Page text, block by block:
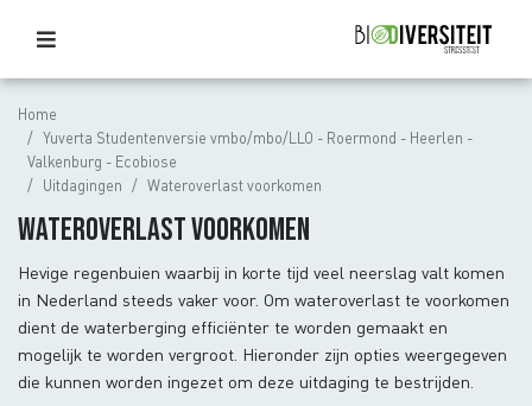
Home
Yuverta Studentenversie vmbo/mbo/LLO - Roermond - Heerlen -
Valkenburg - Ecobiose
Uitdagingen
Wateroverlast voorkomen
Wateroverlast voorkomen
Hevige regenbuien waarbij in korte tijd veel neerslag valt komen
in Nederland steeds vaker voor. Om wateroverlast te voorkomen
dient de waterberging efficiënter te worden gemaakt en
mogelijk te worden vergroot. Hieronder zijn opties weergegeven
die kunnen worden ingezet om deze uitdaging te bestrijden.